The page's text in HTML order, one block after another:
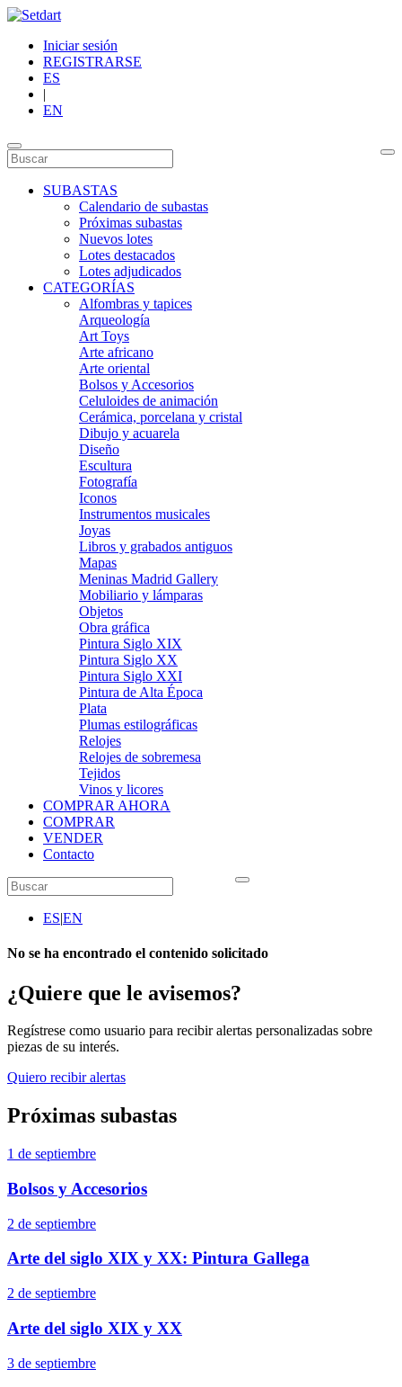
Iniciar sesión
REGISTRARSE
ES
|
EN
SUBASTAS
Calendario de subastas
Próximas subastas
Nuevos lotes
Lotes destacados
Lotes adjudicados
CATEGORÍAS
Alfombras y tapices
Arqueología
Art Toys
Arte africano
Arte oriental
Bolsos y Accesorios
Celuloides de animación
Cerámica, porcelana y cristal
Dibujo y acuarela
Diseño
Escultura
Fotografía
Iconos
Instrumentos musicales
Joyas
Libros y grabados antiguos
Mapas
Meninas Madrid Gallery
Mobiliario y lámparas
Objetos
Obra gráfica
Pintura Siglo XIX
Pintura Siglo XX
Pintura Siglo XXI
Pintura de Alta Época
Plata
Plumas estilográficas
Relojes
Relojes de sobremesa
Tejidos
Vinos y licores
COMPRAR AHORA
COMPRAR
VENDER
Contacto
ES|EN
No se ha encontrado el contenido solicitado
¿Quiere que le avisemos?
Regístrese como usuario para recibir alertas personalizadas sobre
piezas de su interés.
Quiero recibir alertas
Próximas subastas
1 de septiembre
Bolsos y Accesorios
2 de septiembre
Arte del siglo XIX y XX: Pintura Gallega
2 de septiembre
Arte del siglo XIX y XX
3 de septiembre